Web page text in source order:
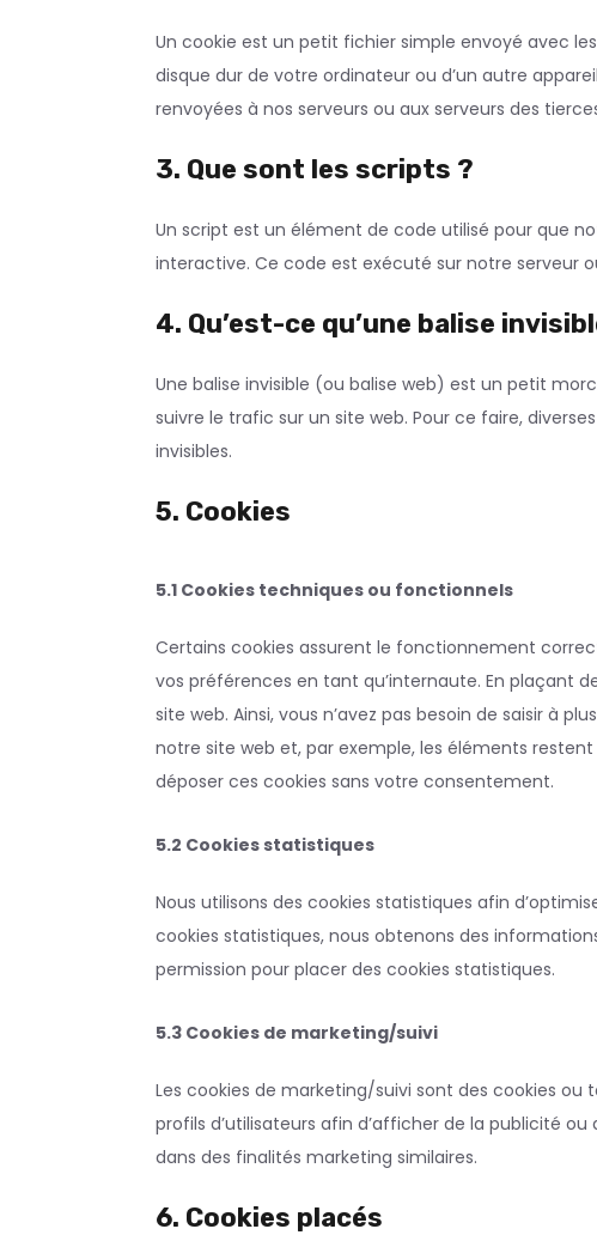
Un cookie est un petit fichier simple envoyé avec
disque dur de votre ordinateur ou d’un autre
renvoyées à nos serveurs ou aux serveurs des
3. Que sont les scripts ?
Un script est un élément de code utilisé pour que
interactive. Ce code est exécuté sur notre serveur
4. Qu’est-ce qu’une balise
Une balise invisible (ou balise web) est un petit
suivre le trafic sur un site web. Pour ce faire,
invisibles.
5. Cookies
5.1 Cookies techniques ou fonctionnels
Certains cookies assurent le fonctionnement
vos préférences en tant qu’internaute. En plaçant
site web. Ainsi, vous n’avez pas besoin de saisir à
notre site web et, par exemple, les éléments
déposer ces cookies sans votre consentement.
5.2 Cookies statistiques
Nous utilisons des cookies statistiques afin
cookies statistiques, nous obtenons des
permission pour placer des cookies statistiques.
5.3 Cookies de marketing/suivi
Les cookies de marketing/suivi sont des cookies
profils d’utilisateurs afin d’afficher de la publicité
dans des finalités marketing similaires.
6. Cookies placés